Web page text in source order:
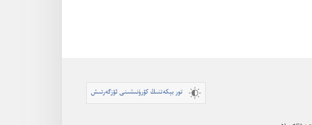
تور بېكەتنىڭ كۆرۈنىشىنى ئۆزگەرتىش